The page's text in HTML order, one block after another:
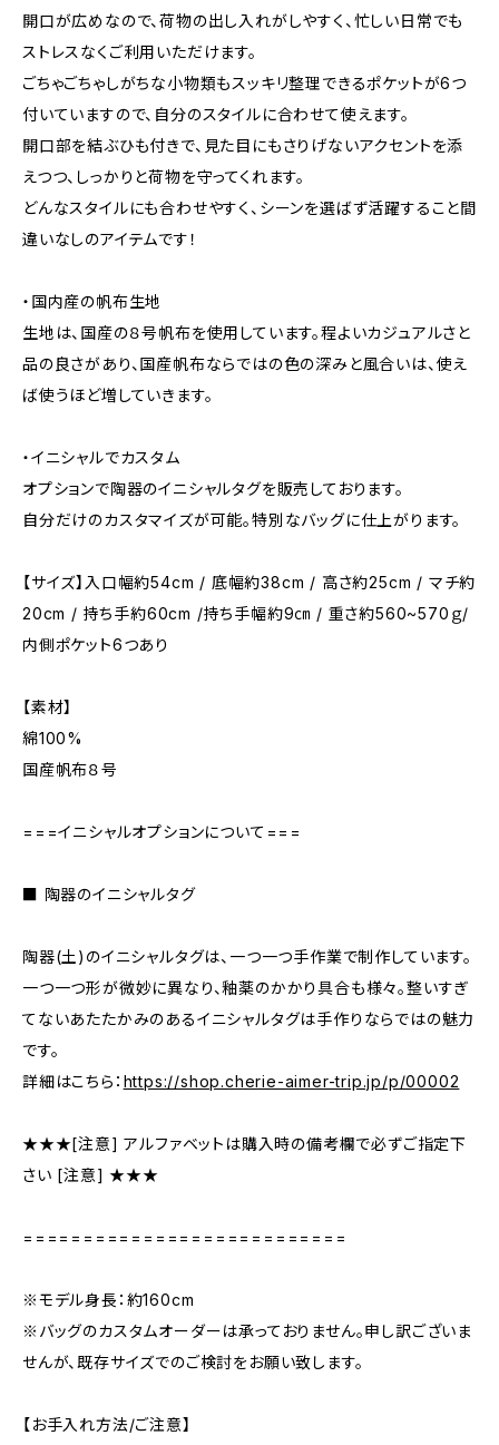
開口が広めなので、荷物の出し入れがしやすく、忙しい日常でも
ストレスなくご利用いただけます。
ごちゃごちゃしがちな小物類もスッキリ整理できるポケットが6つ
付いていますので、自分のスタイルに合わせて使えます。
開口部を結ぶひも付きで、見た目にもさりげないアクセントを添
えつつ、しっかりと荷物を守ってくれます。
どんなスタイルにも合わせやすく、シーンを選ばず活躍すること間
違いなしのアイテムです！
・国内産の帆布生地
生地は、国産の８号帆布を使用しています。程よいカジュアルさと
品の良さがあり、国産帆布ならではの色の深みと風合いは、使え
ば使うほど増していきます。
・イニシャルでカスタム
オプションで陶器のイニシャルタグを販売しております。
自分だけのカスタマイズが可能。特別なバッグに仕上がります。
【サイズ】入口幅約54cm / 底幅約38cm / 高さ約25cm / マチ約
20cm / 持ち手約60cm /持ち手幅約9㎝ / 重さ約560~570ｇ/
内側ポケット6つあり
【素材】
綿100%
国産帆布８号
===イニシャルオプションについて===
■ 陶器のイニシャルタグ
陶器(土)のイニシャルタグは、一つ一つ手作業で制作しています。
一つ一つ形が微妙に異なり、釉薬のかかり具合も様々。整いすぎ
てないあたたかみのあるイニシャルタグは手作りならではの魅力
です。
詳細はこちら： https://shop.cherie-aimer-trip.jp/p/00002
★★★[注意] アルファベットは購入時の備考欄で必ずご指定下
さい [注意] ★★★
===========================
※モデル身長：約160cm
※バッグのカスタムオーダーは承っておりません。申し訳ございま
せんが、既存サイズでのご検討をお願い致します。
【お手入れ方法/ご注意】